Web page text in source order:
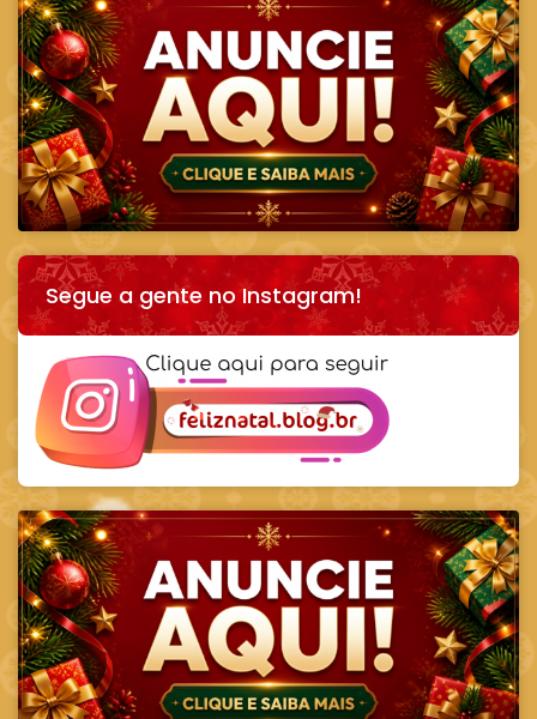
Segue a gente no Instagram!